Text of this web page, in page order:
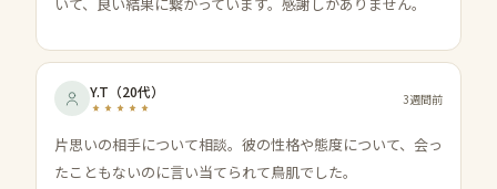
いて、良い結果に繋がっています。感謝しかありません。
Y.T （20代） 3週間前
片思いの相手について相談。彼の性格や態度について、会っ
たこともないのに言い当てられて鳥肌でした。